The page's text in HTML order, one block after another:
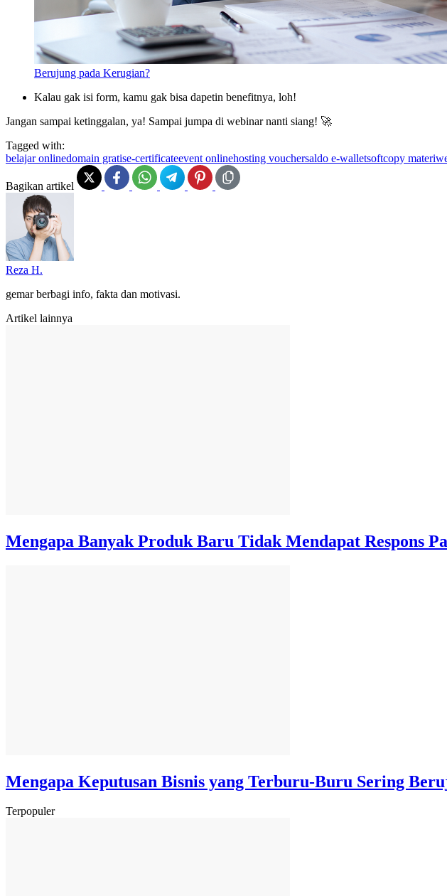
Berujung pada Kerugian?
Kalau gak isi form, kamu gak bisa dapetin benefitnya, loh!
Jangan sampai ketinggalan, ya! Sampai jumpa di webinar nanti siang! 🚀
Tagged with:
belajar onlinedomain gratise-certificateevent onlinehosting vouchersaldo e-walletsoftcopy materi
Bagikan artikel
Reza H.
gemar berbagi info, fakta dan motivasi.
Artikel lainnya
Mengapa Banyak Produk Baru Tidak Mendapat Respons
Mengapa Keputusan Bisnis yang Terburu-Buru Sering
Terpopuler